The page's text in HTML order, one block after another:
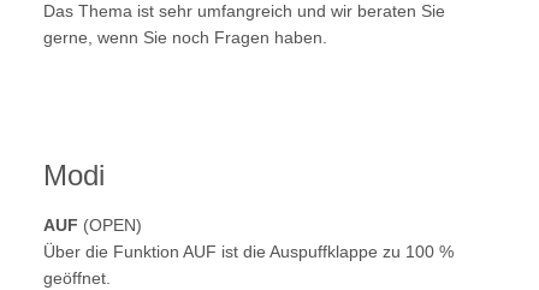
Das Thema ist sehr umfangreich und wir beraten Sie
gerne, wenn Sie noch Fragen haben.
Modi
AUF (OPEN)
Über die Funktion AUF ist die Auspuffklappe zu 100 %
geöffnet.